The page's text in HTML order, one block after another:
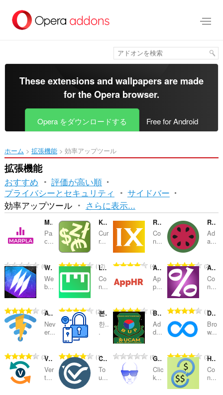
メ
ツ
移
動
These extensions and wallpapers are made
for theOpera browser.
Opera をダウンロードする Free for Android
ホーム 拡張機能 効率アップツール
拡張機能
おすすめ
評価が高い順
プライバシーとセキュリティ
サイドバー
効率アップツール
並
べ
替
え
お
よ
び
カ
テ
ゴ
リ
さらに表示...
Marpla
Ра
с...
評
価
の
：
0
Kursy walut NBP
Cur
r...
評
価
の
：
12
Roman Numeral Converter
Co
n...
評
価
の
：
4
Recipe adapter
Ad
a...
評
価
の
：
2
WebCull Bookmark Manager
We
b...
評
価
の
：
2
Length Conversion
Co
n...
評
価
の
：
2
AppHR - Интеграция
Ap
p...
評
価
の
：
3
APR to APY
Co
n...
評
価
の
：
1
Auto VWiFi
Nev
er...
評
価
の
3
본인인증 자동완성 (Auth Autofill)
한..
.
評
価
の
1
BUP UCAM Extension
Ad
d...
評
価
の
0
Desmos Unlocked
Bro
w...
評
価
の
3
VertoUnit - Unit Converter
Ver
t...
Critical Value Calculator
To
u...
Gravatar Research
Clic
k...
How many Millions in a Billion
Co
n...